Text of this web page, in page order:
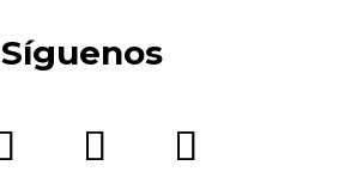
Síguenos